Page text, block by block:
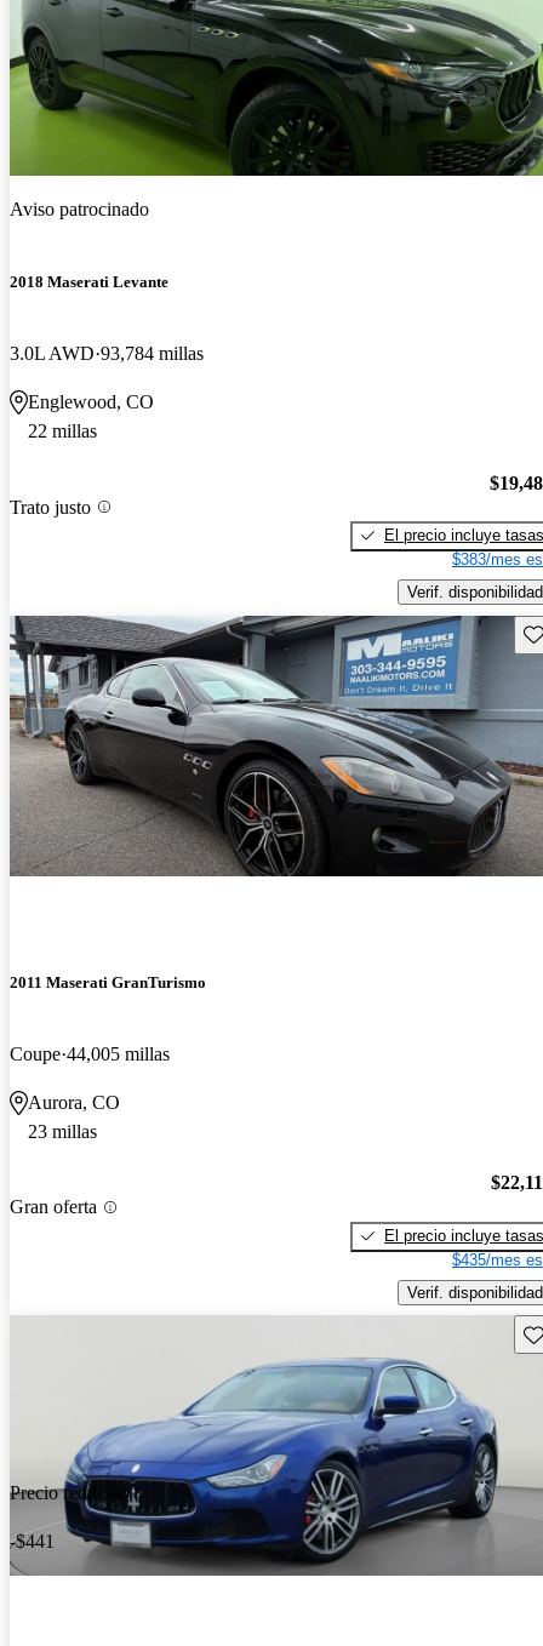
Aviso patrocinado
2018 Maserati Levante
3.0L AWD 93,784 millas
Englewood, CO
22 millas
Trato justo
El precio incluye tasas
$383/mes
Verif. disponibilidad
2011 Maserati GranTurismo
Coupe 44,005 millas
Aurora, CO
23 millas
Gran oferta
El precio incluye tasas
$435/mes
Verif. disponibilidad
Precio reducido
-$441